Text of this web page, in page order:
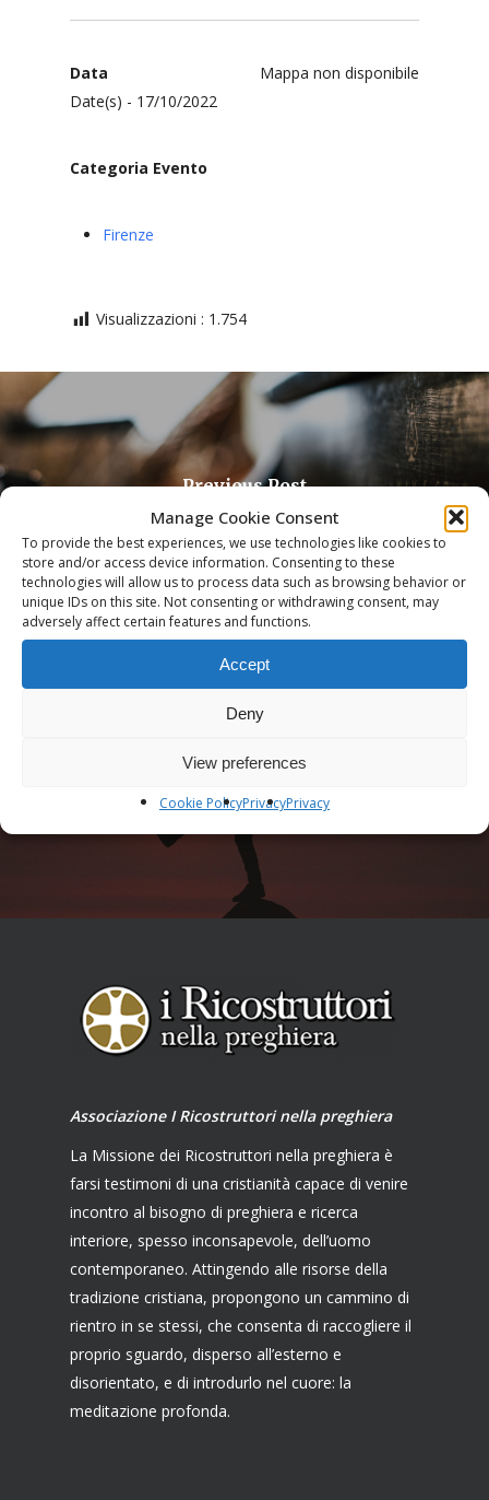
Manage Cookie Consent
To provide the best experiences, we use technologies like cookies to
store and/or access device information. Consenting to these
technologies will allow us to process data such as browsing behavior or
unique IDs on this site. Not consenting or withdrawing consent, may
adversely affect certain features and functions.
Accept
Deny
View preferences
Cookie PolicyPrivacyPrivacy
Mappa non disponibile
Data
Date(s) - 17/10/2022
Categoria Evento
Firenze
Visualizzazioni : 1.754
Previous Post
Spettacolo: MUSICHE E ARMONIE
Next Post
Conferenza: SCEGLI DI VIVERE
Associazione I Ricostruttori nella preghiera
La Missione dei Ricostruttori nella preghiera è
farsi testimoni di una cristianità capace di venire
incontro al bisogno di preghiera e ricerca
interiore, spesso inconsapevole, dell’uomo
contemporaneo. Attingendo alle risorse della
tradizione cristiana, propongono un cammino di
rientro in se stessi, che consenta di raccogliere il
proprio sguardo, disperso all’esterno e
disorientato, e di introdurlo nel cuore: la
meditazione profonda.